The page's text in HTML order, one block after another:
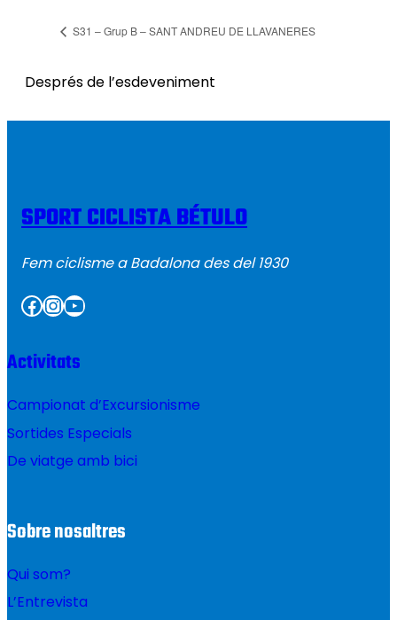
S31 – Grup B – SANT ANDREU DE LLAVANERES
Després de l’esdeveniment
SPORT CICLISTA BÉTULO
Fem ciclisme a Badalona des del 1930
Facebook InstagramYouTube
Activitats
Campionat d’Excursionisme
Sortides Especials
De viatge amb bici
Sobre nosaltres
Qui som?
L’Entrevista